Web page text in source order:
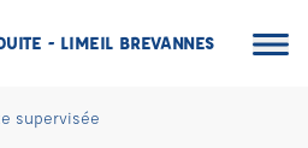
- LIMEIL BREVANNES
supervisée